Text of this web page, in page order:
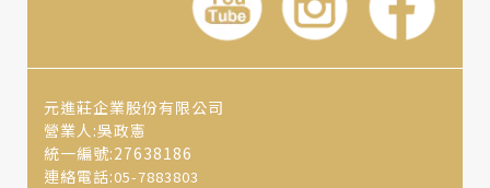
元進莊企業股份有限公司
營業人:吳政憲
統一編號:27638186
連絡電話:05-7883803